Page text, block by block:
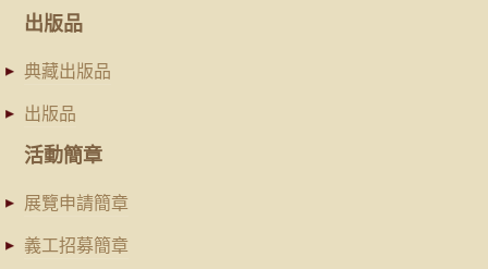
出版品
典藏出版品
出版品
活動簡章
展覽申請簡章
義工招募簡章